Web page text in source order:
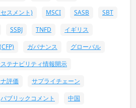
スメント)
MSCI SASB
SBT
SSBJ TNFD
イギリス
ガバナンス
グローバル
テナビリティ情報開示
評価
サプライチェーン
パブリックコメント
中国